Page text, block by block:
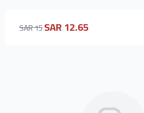
12.65 SAR
15 SAR